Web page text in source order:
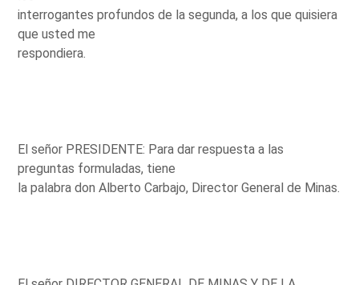
interrogantes profundos de la segunda, a los que quisiera
que usted me
respondiera.
El señor PRESIDENTE: Para dar respuesta a las
preguntas formuladas, tiene
la palabra don Alberto Carbajo, Director General de Minas.